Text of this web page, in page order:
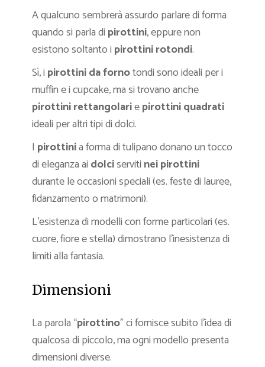
A qualcuno sembrerà assurdo parlare di forma
quando si parla di pirottini, eppure non
esistono soltanto i pirottini rotondi.
Sì, i pirottini da fornotondi sono ideali per i
muffin e i cupcake, ma si trovano anche
pirottini rettangolariepirottini quadrati
ideali per altri tipi di dolci.
I pirottinia forma di tulipano donano un tocco
di eleganza ai dolciserviti nei pirottini
durante le occasioni speciali (es. feste di lauree,
fidanzamento o matrimoni).
L’esistenza di modelli con forme particolari (es.
cuore, fiore e stella) dimostrano l’inesistenza di
limiti alla fantasia.
Dimensioni
La parola “pirottino” ci fornisce subito l’idea di
qualcosa di piccolo, ma ogni modello presenta
dimensioni diverse.